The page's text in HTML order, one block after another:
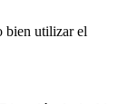
bien utilizar el